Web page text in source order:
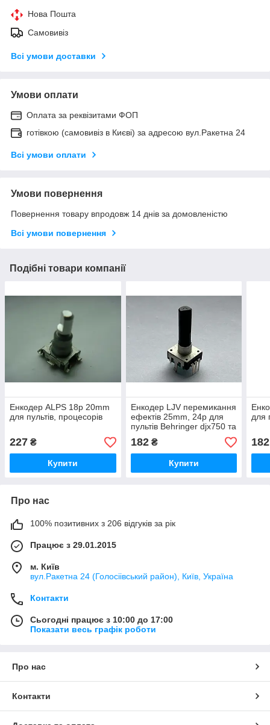
Нова Пошта
Самовивіз
Всі умови доставки
Умови оплати
Оплата за реквізитами ФОП
готівкою (самовивіз в Києві) за адресою вул.Ракетна 24
Всі умови оплати
Умови повернення
Повернення товару впродовж 14 днів за домовленістю
Всі умови повернення
Подібні товари компанії
Енкодер ALPS 18p 20mm
для пультів, процесорів
227 ₴
Купити
Енкодер LJV перемикання
ефектів 25mm, 24p для
пультів Behringer djx750 та
ін
182₴
Купити
для
182
Про нас
100% позитивних з 206 відгуків за рік
Працює з 29.01.2015
м. Київ
вул.Ракетна 24 (Голосіівський район), Київ, Україна
Контакти
Сьогодні працює з 10:00 до 17:00
Показати весь графік роботи
Про нас
Контакти